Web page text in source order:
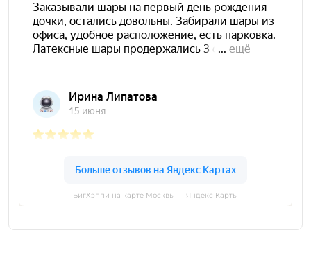
БигХэппи на карте Москвы — Яндекс Карты